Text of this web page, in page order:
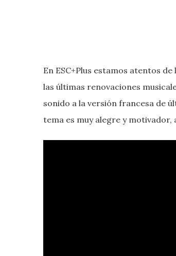
En ESC+Plus estamos atentos
las últimas renovaciones
sonido a la versión francesa de
tema es muy alegre y